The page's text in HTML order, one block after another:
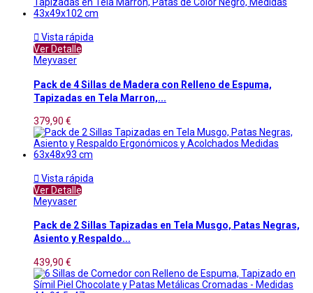
 Vista rápida
Ver Detalle
Meyvaser
Pack de 4 Sillas de Madera con Relleno de Espuma,
Tapizadas en Tela Marron,...
379,90 €
 Vista rápida
Ver Detalle
Meyvaser
Pack de 2 Sillas Tapizadas en Tela Musgo, Patas Negras,
Asiento y Respaldo...
439,90 €